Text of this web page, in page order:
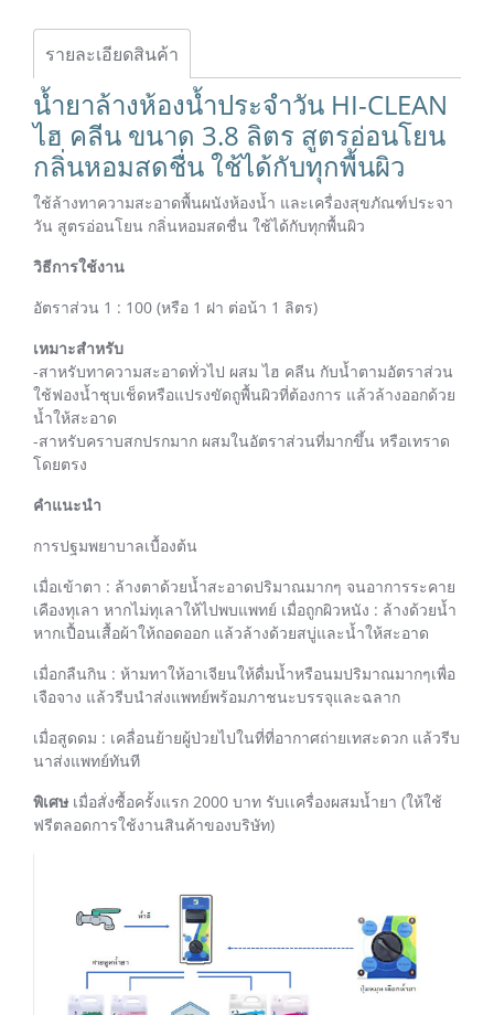
รายละเอียดสินค้า
น้ำยาล้างห้องน้ำประจำวัน HI-CLEAN
ไฮ คลีน ขนาด 3.8 ลิตร สูตรอ่อนโยน
กลิ่นหอมสดชื่น ใช้ได้กับทุกพื้นผิว
ใช้ล้างทาความสะอาดพื้นผนังห้องน้ำ และเครื่องสุขภัณฑ์ประจา
วัน สูตรอ่อนโยน กลิ่นหอมสดชื่น ใช้ได้กับทุกพื้นผิว
วิธีการใช้งาน
อัตราส่วน 1 : 100 (หรือ 1 ฝา ต่อน้า 1 ลิตร)
เหมาะสำหรับ
-สาหรับทาความสะอาดทั่วไป ผสม ไฮ คลีน กับน้ำตามอัตราส่วน
ใช้ฟองน้ำชุบเช็ดหรือแปรงขัดถูพื้นผิวที่ต้องการ แล้วล้างออกด้วย
น้ำให้สะอาด
-สาหรับคราบสกปรกมาก ผสมในอัตราส่วนที่มากขึ้น หรือเทราด
โดยตรง
คำแนะนำ
การปฐมพยาบาลเบื้องต้น
เมื่อเข้าตา : ล้างตาด้วยน้ำสะอาดปริมาณมากๆ จนอาการระคาย
เคืองทุเลา หากไม่ทุเลาให้ไปพบแพทย์ เมื่อถูกผิวหนัง : ล้างด้วยน้ำ
หากเปื้อนเสื้อผ้าให้ถอดออก แล้วล้างด้วยสบู่และน้ำให้สะอาด
เมื่อกลืนกิน : ห้ามทาให้อาเจียนให้ดื่มน้ำหรือนมปริมาณมากๆเพื่อ
เจือจาง แล้วรีบนำส่งแพทย์พร้อมภาชนะบรรจุและฉลาก
เมื่อสูดดม : เคลื่อนย้ายผู้ป่วยไปในที่ที่อากาศถ่ายเทสะดวก แล้วรีบ
นาส่งแพทย์ทันที
พิเศษ เมื่อสั่งซื้อครั้งแรก 2000 บาท รับเเครื่องผสมน้ำยา (ให้ใช้
ฟรีตลอดการใช้งานสินค้าของบริษัท)